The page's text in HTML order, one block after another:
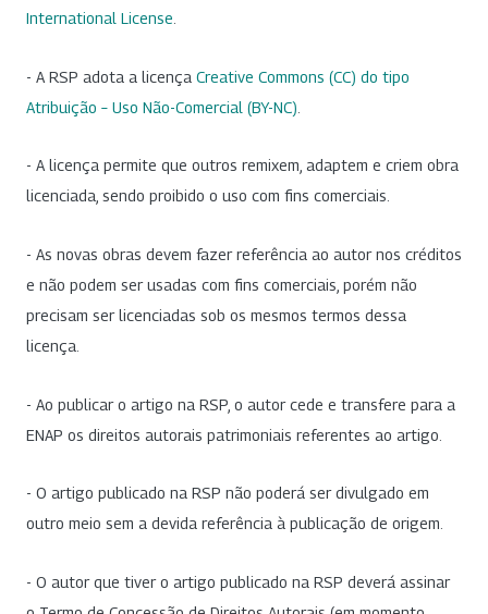
International License
- A RSP adota a licença Creative Commons (CC) do tipo
Atribuição – Uso Não-Comercial (BY-NC)
- A licença permite que outros remixem, adaptem e criem obra
licenciada, sendo proibido o uso com fins comerciais.
- As novas obras devem fazer referência ao autor nos créditos
e não podem ser usadas com fins comerciais, porém não
precisam ser licenciadas sob os mesmos termos dessa
licença.
- Ao publicar o artigo na RSP, o autor cede e transfere para a
ENAP os direitos autorais patrimoniais referentes ao artigo.
- O artigo publicado na RSP não poderá ser divulgado em
outro meio sem a devida referência à publicação de origem.
- O autor que tiver o artigo publicado na RSP deverá assinar